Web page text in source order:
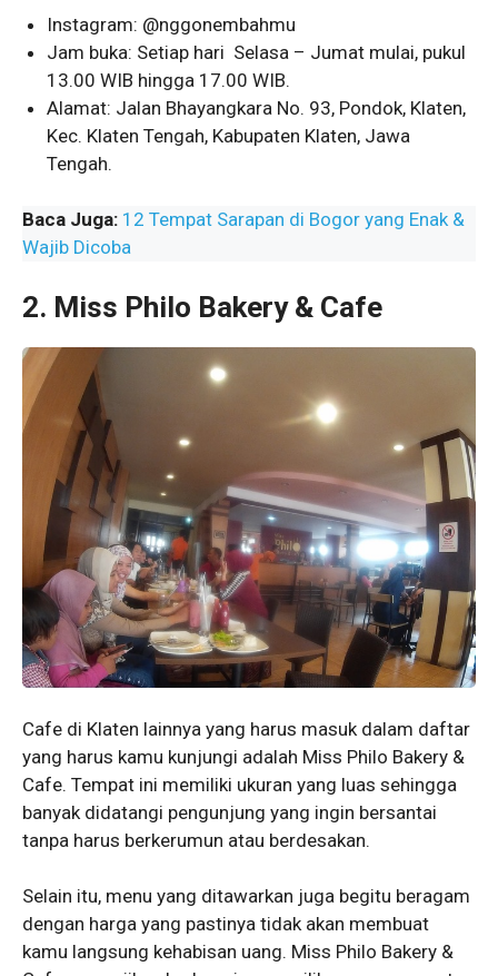
Instagram: @nggonembahmu
Jam buka: Setiap hari Selasa – Jumat mulai, pukul
13.00 WIB hingga 17.00 WIB.
Alamat: Jalan Bhayangkara No. 93, Pondok, Klaten,
Kec. Klaten Tengah, Kabupaten Klaten, Jawa
Tengah.
Baca Juga: 12 Tempat Sarapan di Bogor yang Enak &
Wajib Dicoba
2. Miss Philo Bakery & Cafe
Cafe di Klaten lainnya yang harus masuk dalam daftar
yang harus kamu kunjungi adalah Miss Philo Bakery &
Cafe. Tempat ini memiliki ukuran yang luas sehingga
banyak didatangi pengunjung yang ingin bersantai
tanpa harus berkerumun atau berdesakan.
Selain itu, menu yang ditawarkan juga begitu beragam
dengan harga yang pastinya tidak akan membuat
kamu langsung kehabisan uang. Miss Philo Bakery &